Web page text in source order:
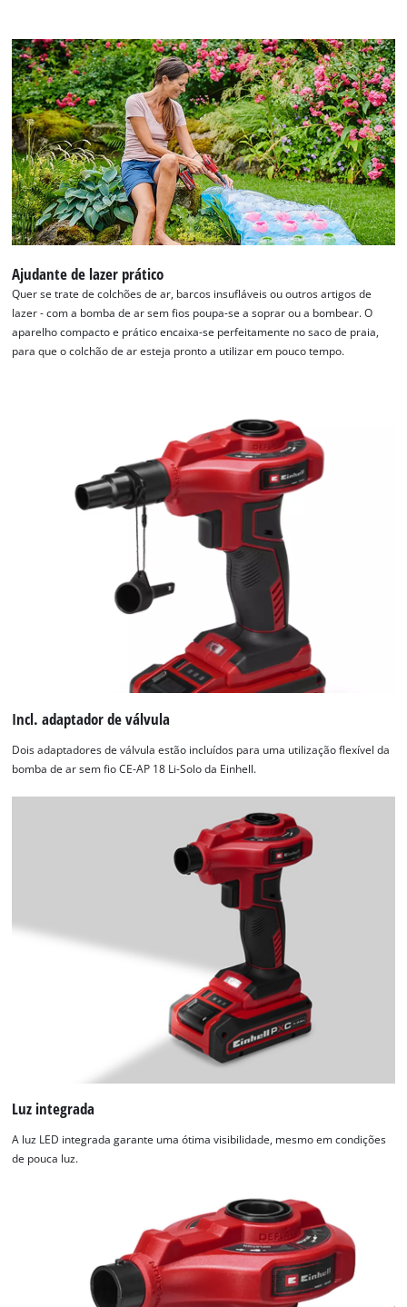
site
with
their
CMP
to
add
this
content
to
the
list
technologies
used.
Powered
by
Ajudante de lazer prático
Quer se trate de colchões de ar, barcos insufláveis ou outros artigos de
lazer - com a bomba de ar sem fios poupa-se a soprar ou a bombear. O
aparelho compacto e prático encaixa-se perfeitamente no saco de praia,
para que o colchão de ar esteja pronto a utilizar em pouco tempo.
Incl. adaptador de válvula
Dois adaptadores de válvula estão incluídos para uma utilização flexível da
bomba de ar sem fio CE-AP 18 Li-Solo da Einhell.
Luz integrada
A luz LED integrada garante uma ótima visibilidade, mesmo em condições
de pouca luz.